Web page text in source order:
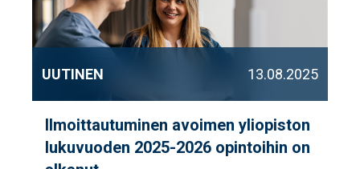
UUTINEN 13.08.2025
Ilmoittautuminen avoimen yliopiston
lukuvuoden 2025-2026 opintoihin on